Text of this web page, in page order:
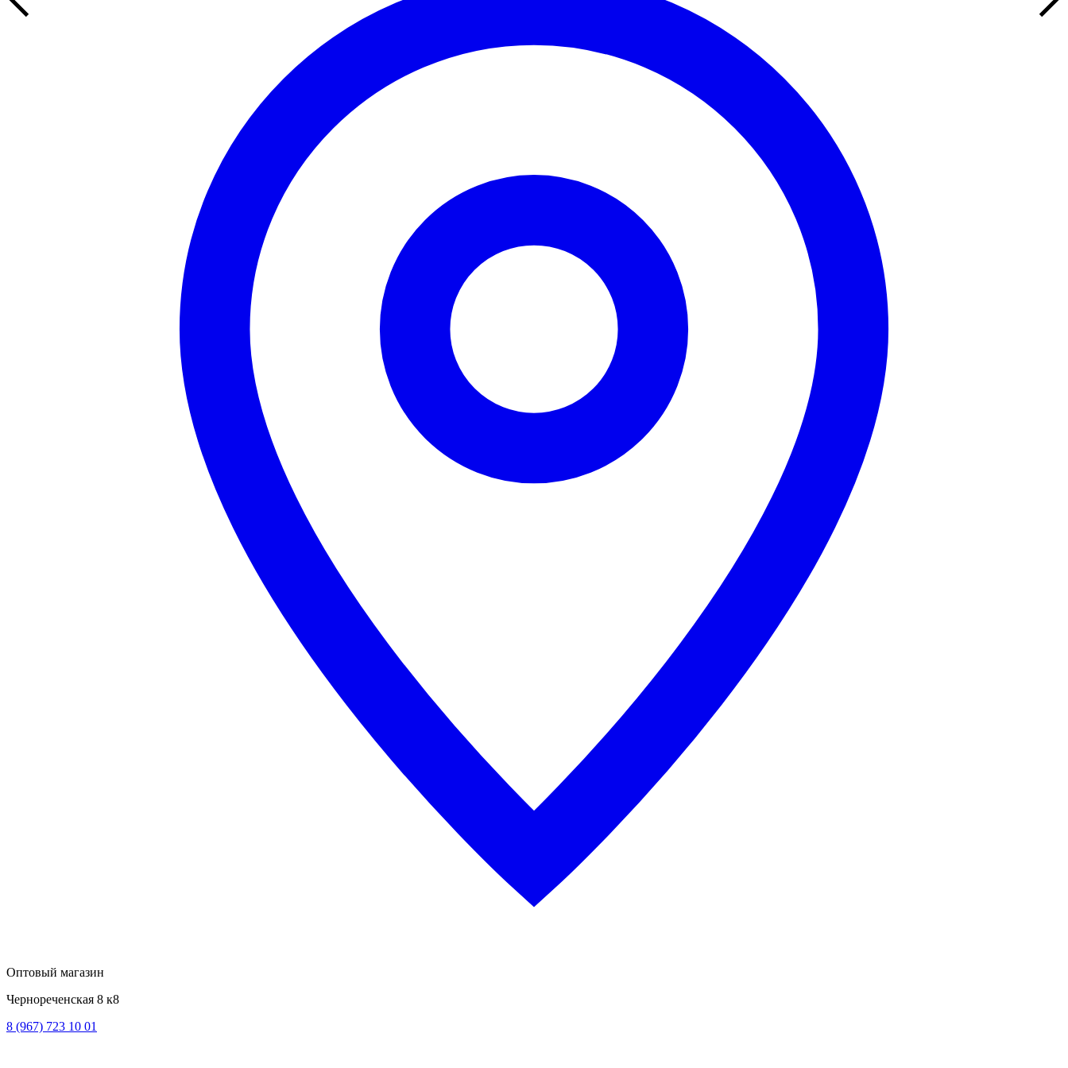
Оптовый магазин
Чернореченская 8 к8
8 (967) 723 10 01